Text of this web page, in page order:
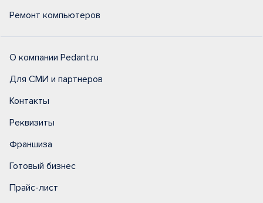
Ремонт компьютеров
О компании Pedant.ru
Для СМИ и партнеров
Контакты
Реквизиты
Франшиза
Готовый бизнес
Прайс-лист